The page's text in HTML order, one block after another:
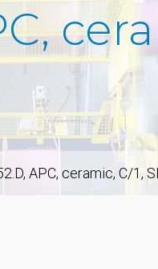
APC, ceramic, C/1,